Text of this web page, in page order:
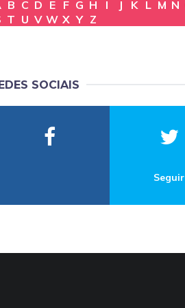
B C D E F G H I J K L M N
T U V W X Y Z
SOCIAIS
Seguir